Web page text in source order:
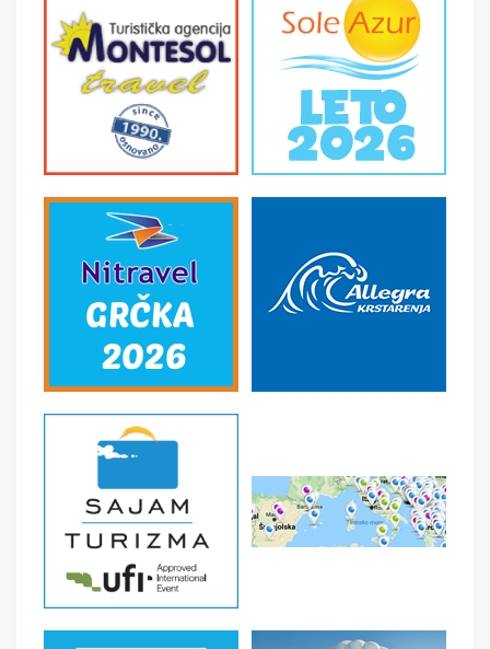
nalazi najstariji čokot vinove loze na svetu (prema
verovanju). Slobodno vreme za uživanje u Mariboru ili
polazak na fakultativni izlet do planinskog centra Rogla
Po dolasku šetnja do Pot med krošnjami
Put između
krošnji nalazi se na vrhu Rogle, u srcu pohorske šume.
Put od 1043 metara provešće vas kroz raznoliku šumu,
gde ćete saznati mnoge zanimljive činjenice o šumu i
njenim stanovnicima. Pogled s tornja visokog 37 metara,
oduzima dah, na dohvat ruke ćete imati veličanstvena
stabla stara stotinu godina. Sa tornja se pruža
jedinstven pogle na Austriju, Saloveniju i Hrvatsku. Za
ljubitelje adrenalina za silazak sa tornja možete koristiti
tobogan za odrasle dužine 62 metra. Nakon obilaska
slobodno vreme. Povratak u Maribor. Kraće slobodno
vreme u gradu. Polazak ka Srbiji. Noćna preko Hrvatske.
4. dan, ponedeljak
Povratak u Beograd u ranim jutarnjim satima. Kraj
03.04-06.04.2026 08.05-11.05.2026 16.10-19.10.2026
NAPOMENE O CENI
U CENU JE UKLJUČENO
(kompletna oprema, a/c, a/v) • 1 noćenje sa doručkom u